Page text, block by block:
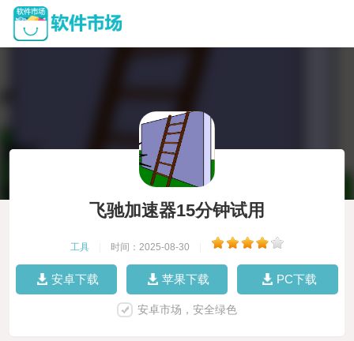
飞驰加速器15分钟试用
工具 时间：2025-08-30
安卓下载 苹果下载 PC下载
安卓市场，安全绿色